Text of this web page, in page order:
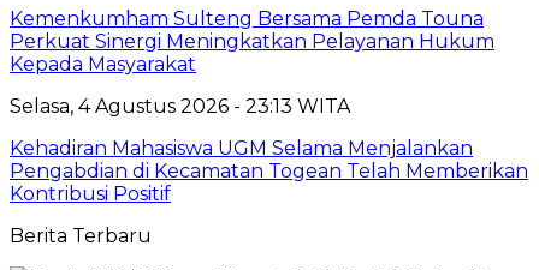
Kemenkumham Sulteng Bersama Pemda Touna
Perkuat Sinergi Meningkatkan Pelayanan Hukum
Kepada Masyarakat
Selasa, 4 Agustus 2026 - 23:13 WITA
Kehadiran Mahasiswa UGM Selama Menjalankan
Pengabdian di Kecamatan Togean Telah Memberikan
Kontribusi Positif
Berita Terbaru